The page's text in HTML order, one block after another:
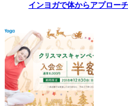
インヨガで体からアプローチ